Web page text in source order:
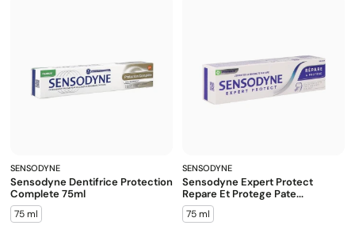
SENSODYNE
Sensodyne Dentifrice Protection
Complete 75ml
75 ml
SENSODYNE
Sensodyne Expert Protect
Repare Et Protege Pate...
75 ml